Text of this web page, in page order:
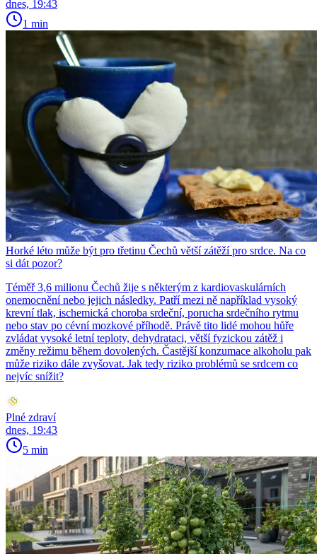
dnes, 19:43
1 min
Horké léto může být pro třetinu Čechů větší zátěží pro srdce. Na co
si dát pozor?
Téměř 3,6 milionu Čechů žije s některým z kardiovaskulárních
onemocnění nebo jejich následky. Patří mezi ně například vysoký
krevní tlak, ischemická choroba srdeční, porucha srdečního rytmu
nebo stav po cévní mozkové příhodě. Právě tito lidé mohou hůře
zvládat vysoké letní teploty, dehydrataci, větší fyzickou zátěž i
změny režimu během dovolených. Častější konzumace alkoholu pak
může riziko dále zvyšovat. Jak tedy riziko problémů se srdcem co
nejvíc snížit?
Plné zdraví
dnes, 19:43
5 min